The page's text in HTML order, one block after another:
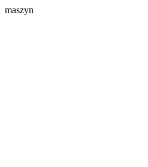
maszyn